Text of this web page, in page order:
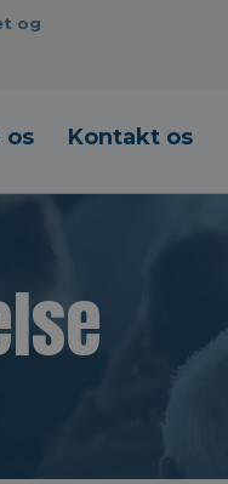
og
os Kontakt os